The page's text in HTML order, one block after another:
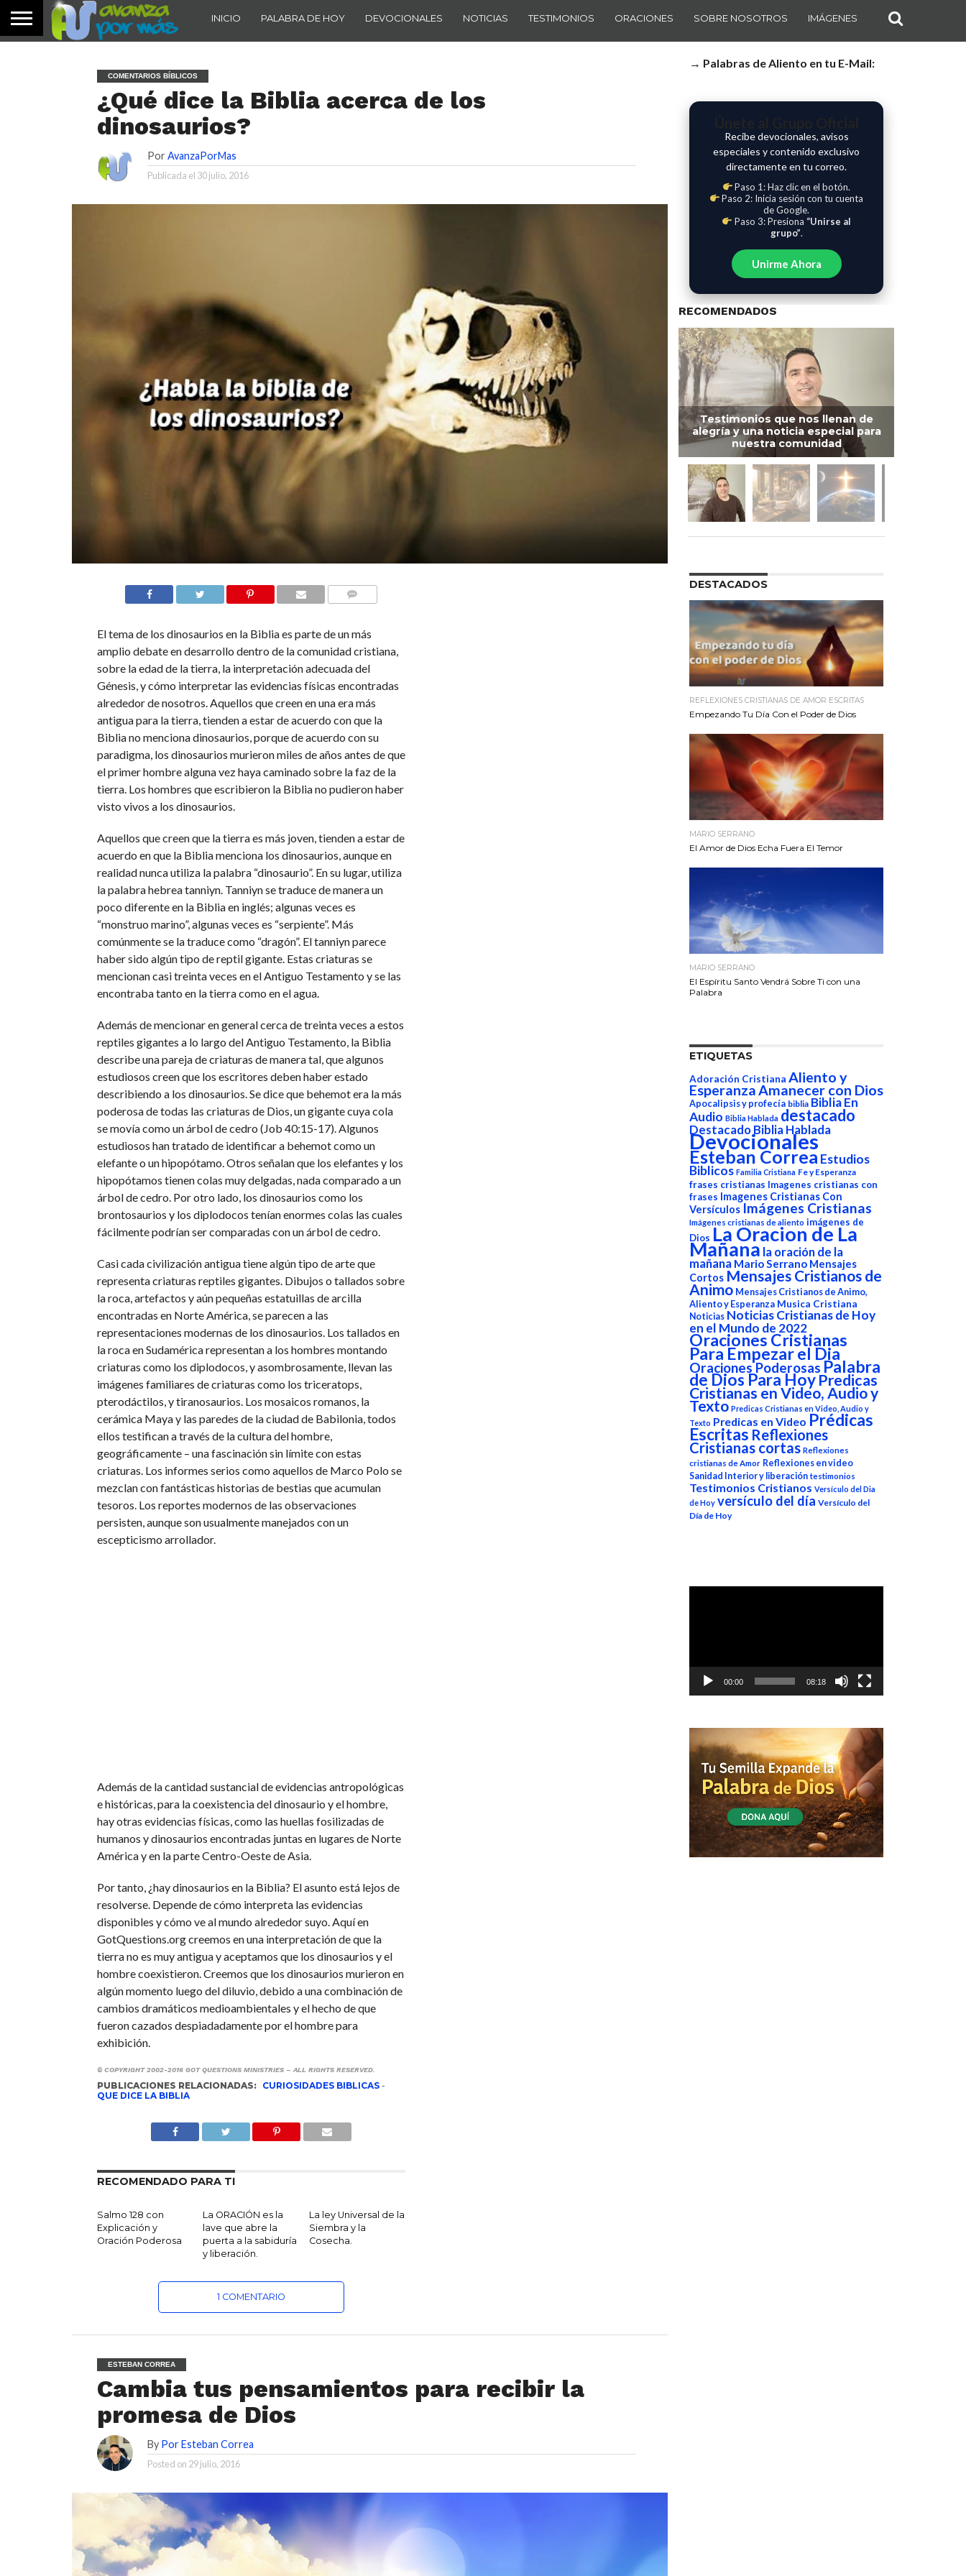
INICIO PALABRA DE HOY DEVOCIONALES NOTICIAS TESTIMONIOS ORACIONES SOBRE NOSOTROS IMÁGENES
COMENTARIOS BÍBLICOS
¿Qué dice la Biblia acerca de los
dinosaurios?
Por AvanzaPorMas
Publicada el 30 julio, 2016
El tema de los dinosaurios en la Biblia es parte de un más
amplio debate en desarrollo dentro de la comunidad cristiana,
sobre la edad de la tierra, la interpretación adecuada del
Génesis, y cómo interpretar las evidencias físicas encontradas
alrededor de nosotros. Aquellos que creen en una era más
antigua para la tierra, tienden a estar de acuerdo con que la
Biblia no menciona dinosaurios, porque de acuerdo con su
paradigma, los dinosaurios murieron miles de años antes de que
el primer hombre alguna vez haya caminado sobre la faz de la
tierra. Los hombres que escribieron la Biblia no pudieron haber
visto vivos a los dinosaurios.
Aquellos que creen que la tierra es más joven, tienden a estar de
acuerdo en que la Biblia menciona los dinosaurios, aunque en
realidad nunca utiliza la palabra “dinosaurio”. En su lugar, utiliza
la palabra hebrea tanniyn. Tanniyn se traduce de manera un
poco diferente en la Biblia en inglés; algunas veces es
“monstruo marino”, algunas veces es “serpiente”. Más
comúnmente se la traduce como “dragón”. El tanniyn parece
haber sido algún tipo de reptil gigante. Estas criaturas se
mencionan casi treinta veces en el Antiguo Testamento y se las
encontraba tanto en la tierra como en el agua.
Además de mencionar en general cerca de treinta veces a estos
reptiles gigantes a lo largo del Antiguo Testamento, la Biblia
describe una pareja de criaturas de manera tal, que algunos
estudiosos creen que los escritores deben haber estado
describiendo a los dinosaurios. Se dice que behemot era la más
poderosa de todas las criaturas de Dios, un gigante cuya cola
se movía como un árbol de cedro (Job 40:15-17). Algunos
estudiosos han tratado de identificar a behemot como un
elefante o un hipopótamo. Otros señalan que los elefantes y los
hipopótamos tienen colas muy delgadas, nada comparado a un
árbol de cedro. Por otro lado, los dinosaurios como los
brontosaurios y los diplodocos tenían enormes colas las cuales
fácilmente podrían ser comparadas con un árbol de cedro.
Casi cada civilización antigua tiene algún tipo de arte que
representa criaturas reptiles gigantes. Dibujos o tallados sobre
la roca, artefactos y aún pequeñas estatuillas de arcilla
encontradas en Norte América, se parecen a las
representaciones modernas de los dinosaurios. Los tallados en
la roca en Sudamérica representan a los hombres montando
criaturas como los diplodocos, y asombrosamente, llevan las
imágenes familiares de criaturas como los triceratops,
pterodáctilos, y tiranosaurios. Los mosaicos romanos, la
cerámica Maya y las paredes de la ciudad de Babilonia, todos
ellos testifican a través de la cultura del hombre,
geográficamente – una fascinación sin límite con estas
criaturas. Los informes serios como aquellos de Marco Polo se
mezclan con fantásticas historias de bestias que acumulan
tesoros. Los reportes modernos de las observaciones
persisten, aunque son usualmente manejados con un
escepticismo arrollador.
Además de la cantidad sustancial de evidencias antropológicas
e históricas, para la coexistencia del dinosaurio y el hombre,
hay otras evidencias físicas, como las huellas fosilizadas de
humanos y dinosaurios encontradas juntas en lugares de Norte
América y en la parte Centro-Oeste de Asia.
Por tanto, ¿hay dinosaurios en la Biblia? El asunto está lejos de
resolverse. Depende de cómo interpreta las evidencias
disponibles y cómo ve al mundo alrededor suyo. Aquí en
GotQuestions.org creemos en una interpretación de que la
tierra no es muy antigua y aceptamos que los dinosaurios y el
hombre coexistieron. Creemos que los dinosaurios murieron en
algún momento luego del diluvio, debido a una combinación de
cambios dramáticos medioambientales y el hecho de que
fueron cazados despiadadamente por el hombre para
exhibición.
© COPYRIGHT 2002-2016 GOT QUESTIONS MINISTRIES – ALL RIGHTS RESERVED.
PUBLICACIONES RELACIONADAS: CURIOSIDADES BIBLICAS-
QUE DICE LA BIBLIA
RECOMENDADO PARA TI
Salmo 128 con
Explicación y
Oración Poderosa
La ORACIÓN es la
lave que abre la
puerta a la sabiduría
y liberación.
La ley Universal de la
Siembra y la
Cosecha.
1 COMENTARIO
ESTEBAN CORREA
Cambia tus pensamientos para recibir la
promesa de Dios
By Por Esteban Correa
Posted on 29 julio, 2016
→ Palabras de Aliento en tu E-Mail:
Recibe devocionales, avisos
especiales y contenido exclusivo
directamente en tu correo.
Paso 1: Haz clic en el botón.
Paso 2: Inicia sesión con tu cuenta
de Google.
Paso 3: Presiona “Unirse al
grupo”.
Unirme Ahora
RECOMENDADOS
Testimonios que nos llenan de
alegría y una noticia especial para
nuestra comunidad
DESTACADOS
REFLEXIONES CRISTIANAS DE AMOR ESCRITAS
Empezando Tu Día Con el Poder de Dios
MARIO SERRANO
El Amor de Dios Echa Fuera El Temor
MARIO SERRANO
El Espíritu Santo Vendrá Sobre Ti con una
Palabra
ETIQUETAS
Adoración Cristiana Aliento y
EsperanzaAmanecer con Dios
Apocalipsis y profecía biblia Biblia En
Audio Biblia Hablada destacado
Destacado Biblia Hablada
Devocionales
Esteban Correa Estudios
Biblicos Familia Cristiana Fe y Esperanza
frases cristianas Imagenes cristianas con
frases Imagenes Cristianas Con
Versículos Imágenes Cristianas
Imágenes cristianas de aliento imágenes de
Dios La Oracion de La
Mañana la oración de la
mañana Mario Serrano Mensajes
Cortos Mensajes Cristianos de
Animo Mensajes Cristianos de Animo,
Aliento y Esperanza Musica Cristiana
Noticias Noticias Cristianas de Hoy
en el Mundo de 2022
Oraciones Cristianas
Para Empezar el Dia
Oraciones Poderosas Palabra
de Dios Para HoyPredicas
Cristianas en Video, Audio y
Texto Predicas Cristianas en Video, Audio y
Texto Predicas en Video Prédicas
Escritas Reflexiones
Cristianas cortas Reflexiones
cristianas de Amor Reflexiones en video
Sanidad Interior y liberación testimonios
Testimonios Cristianos Versículo del Dia
de Hoy versículo del día Versículo del
Día de Hoy
Reproductor
00:00 08:18